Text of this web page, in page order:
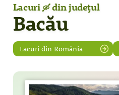
Lacuri 🛶din județul
Bacău
Lacuri din România